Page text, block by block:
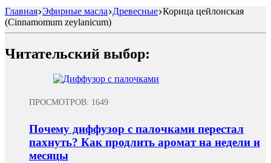
Главная Эфирные масла Древесные Корица цейлонская
(Cinnamomum zeylanicum)
Читательский выбор:
ПРОСМОТРОВ: 1649
Почему диффузор с палочками перестал
пахнуть? Как продлить аромат на недели и
месяцы